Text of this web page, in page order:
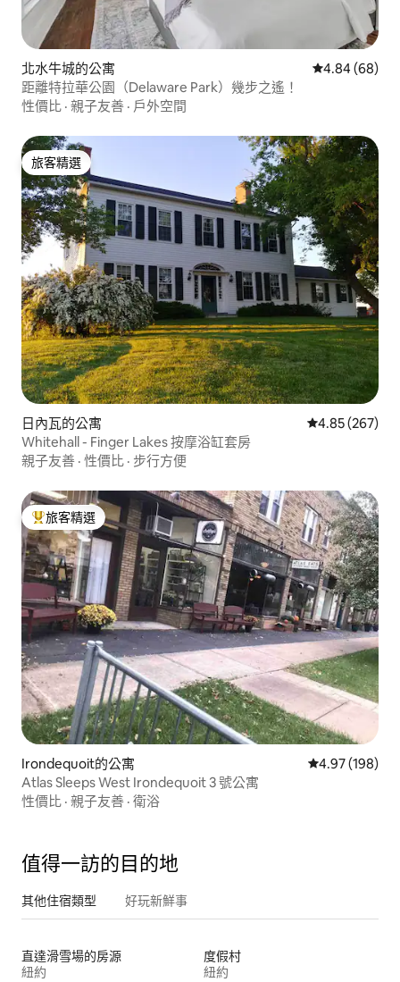
北水牛城的公寓 從 68 則評價
4.84 (68)
距離特拉華公園（Delaware Park）幾步之遙！
性價比 · 親子友善 · 戶外空間
旅客精選
旅客精選
日內瓦的公寓 從 267 則評價
4.85 (267)
Whitehall - Finger Lakes 按摩浴缸套房
親子友善 · 性價比 · 步行方便
旅客精選榜首
旅客精選
Irondequoit的公寓 從 198 則評價
4.97 (198)
Atlas Sleeps West Irondequoit 3 號公寓
性價比 · 親子友善 · 衛浴
值得一訪的目的地
其他住宿類型 好玩新鮮事
直達滑雪場的房源
紐約
度假村
紐約